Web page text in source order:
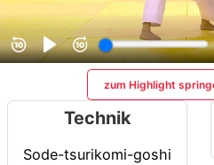
zum Highlight
Technik
Sode-tsurikomi-goshi